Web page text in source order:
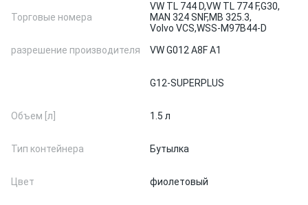
Торговые номера
VW TL 744 D,VW TL 774 F,G30,
MAN 324 SNF,MB 325.3,
Volvo VCS,WSS-M97B44-D
разрешение производителя
VW G012 A8F A1
G12-SUPERPLUS
Объем [л] 1.5 л
Тип контейнера Бутылка
Цвет фиолетовый